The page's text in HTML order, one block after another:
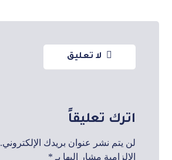
لا تعليق
اترك تعليقاً
لن يتم نشر عنوان بريدك الإلكتروني.
الإلزامية مشار إليها بـ *